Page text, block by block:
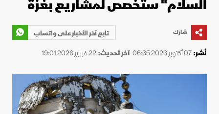
السلام" ستخصص لمشاريع بغزة
شارك
تابع آخر الأخبار على واتساب
نُشر:07 أكتوبر 2023 06:35 آخر تحديث:22 فبراير 2026 19:01